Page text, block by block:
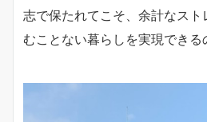
志で保たれてこそ、余計なスト
むことない暮らしを実現できる